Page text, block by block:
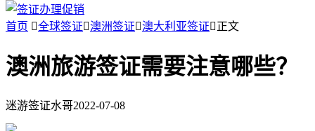
首页 全球签证澳洲签证澳大利亚签证正文
澳洲旅游签证需要注意哪些？
迷游签证水哥2022-07-08